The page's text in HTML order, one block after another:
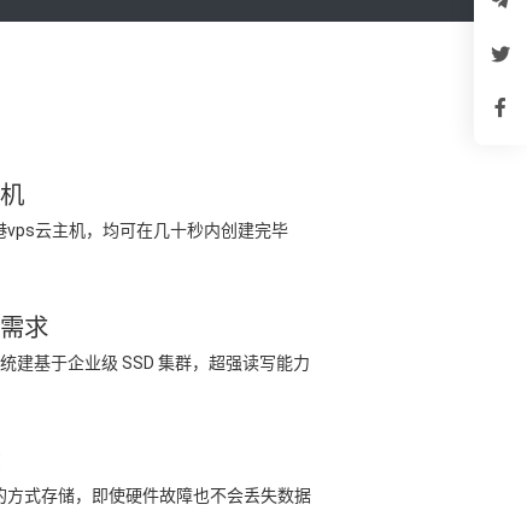
vps云主机，均可在几十秒内创建完毕
求
建基于企业级 SSD 集群，超强读写能力
方式存储，即使硬件故障也不会丢失数据